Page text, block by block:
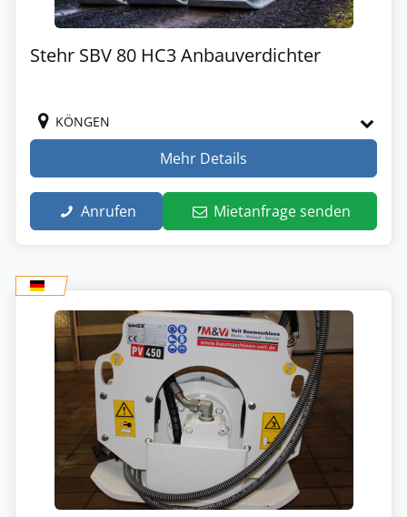
Stehr SBV 80 HC3 Anbauverdichter
KÖNGEN
Mehr Details
Anrufen Mietanfrage senden